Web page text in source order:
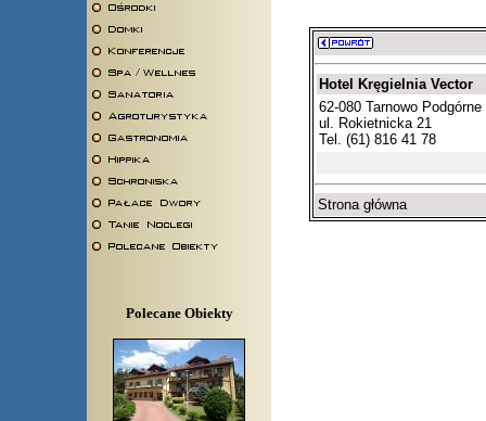
Polecane Obiekty
Hotel Kręgielnia Vector
62-080 Tarnowo Podgórne
ul. Rokietnicka 21
Tel. (61) 816 41 78
Strona główna